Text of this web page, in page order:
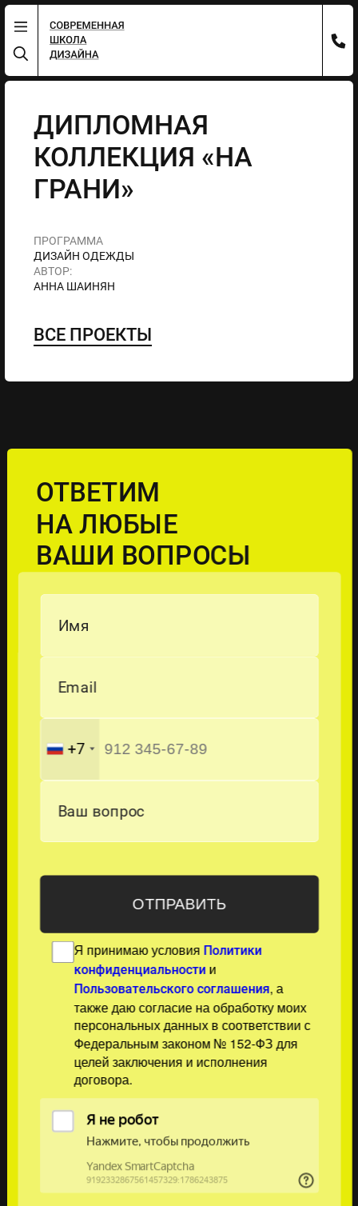
ДИПЛОМНАЯ
КОЛЛЕКЦИЯ «НА
ГРАНИ»
ПРОГРАММА
ДИЗАЙН ОДЕЖДЫ
АВТОР:
АННА ШАИНЯН
ВСЕ ПРОЕКТЫ
ОТВЕТИМ
НА ЛЮБЫЕ
ВАШИ ВОПРОСЫ
Имя
Email
+7
Ваш вопрос
Я принимаю условия Политики
конфиденциальности и
Пользовательского соглашения, а
также даю согласие на обработку моих
персональных данных в соответствии с
Федеральным законом № 152-ФЗ для
целей заключения и исполнения
договора.